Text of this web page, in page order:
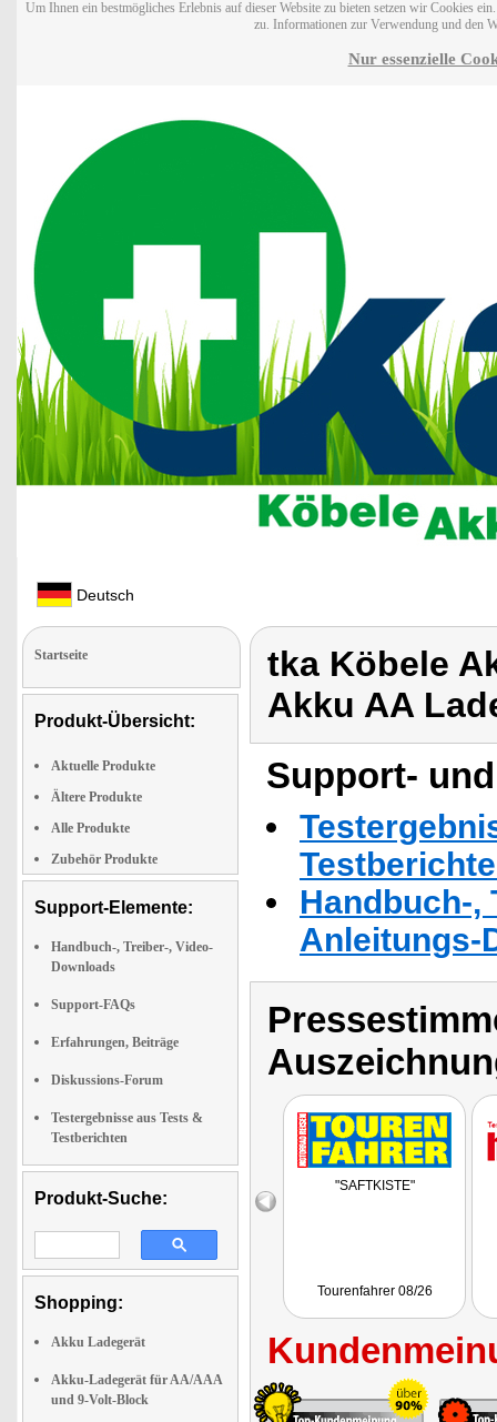
Um Ihnen ein bestmögliches Erlebnis auf dieser Website zu bieten setzen wir Cookies
zu. Informationen zur Verwendung und den
Nur essenzielle
Deutsch
Startseite
Produkt-Übersicht:
Aktuelle Produkte
Ältere Produkte
Alle Produkte
Zubehör Produkte
Support-Elemente:
Handbuch-, Treiber-, Video-
Downloads
Support-FAQs
Erfahrungen, Beiträge
Diskussions-Forum
Testergebnisse aus Tests &
Testberichten
Produkt-Suche:
Shopping:
Akku Ladegerät
Akku-Ladegerät für AA/AAA
und 9-Volt-Block
tka Köbele
Akku AA
Support-
Handbuch-,
Anleitungs-
"SAFTKISTE"
Tourenfahrer 08/26